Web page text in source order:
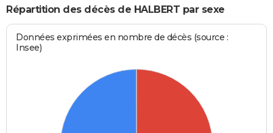
Répartition des décès de HALBERT par sexe
Données exprimées en nombre de décès (source :
Insee)